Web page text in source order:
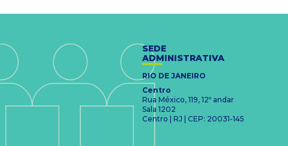
SEDE
ADMINISTRATIVA
RIO DE JANEIRO
Centro
Rua México, 119, 12º andar
Sala 1202
Centro | RJ | CEP: 20031-145